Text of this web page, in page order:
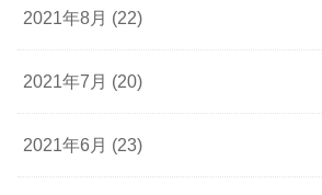
2021年8月 (22)
2021年7月 (20)
2021年6月 (23)